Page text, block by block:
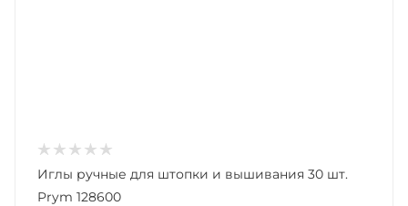
Иглы ручные для штопки и вышивания 30 шт.
Prym 128600